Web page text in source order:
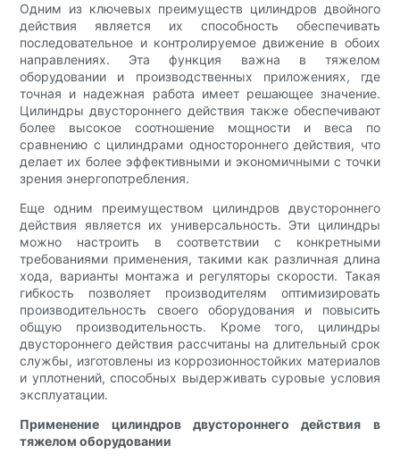
Одним из ключевых преимуществ цилиндров двойного
действия является их способность обеспечивать
последовательное и контролируемое движение в обоих
направлениях. Эта функция важна в тяжелом
оборудовании и производственных приложениях, где
точная и надежная работа имеет решающее значение.
Цилиндры двустороннего действия также обеспечивают
более высокое соотношение мощности и веса по
сравнению с цилиндрами одностороннего действия, что
делает их более эффективными и экономичными с точки
зрения энергопотребления.
Еще одним преимуществом цилиндров двустороннего
действия является их универсальность. Эти цилиндры
можно настроить в соответствии с конкретными
требованиями применения, такими как различная длина
хода, варианты монтажа и регуляторы скорости. Такая
гибкость позволяет производителям оптимизировать
производительность своего оборудования и повысить
общую производительность. Кроме того, цилиндры
двустороннего действия рассчитаны на длительный срок
службы, изготовлены из коррозионностойких материалов
и уплотнений, способных выдерживать суровые условия
эксплуатации.
Применение цилиндров двустороннего действия в
тяжелом оборудовании